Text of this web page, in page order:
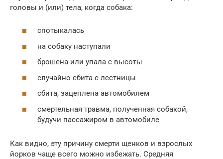
головы и (или) тела, когда собака:
спотыкалась
на собаку наступали
брошена или упала с высоты
случайно сбита с лестницы
сбита, зацеплена автомобилем
смертельная травма, полученная собакой,
будучи пассажиром в автомобиле
Как видно, эту причину смерти щенков и взрослых
йорков чаще всего можно избежать. Средняя